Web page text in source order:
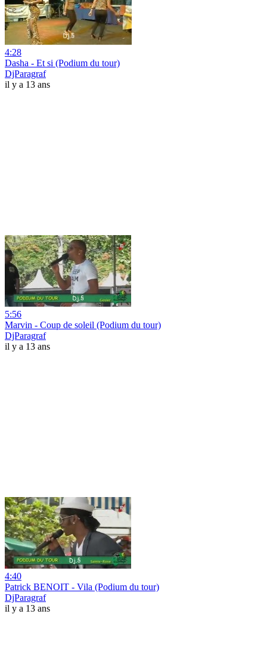
4:28
Dasha - Et si (Podium du tour)
DjParagraf
il y a 13 ans
5:56
Marvin - Coup de soleil (Podium du tour)
DjParagraf
il y a 13 ans
4:40
Patrick BENOIT - Vila (Podium du tour)
DjParagraf
il y a 13 ans